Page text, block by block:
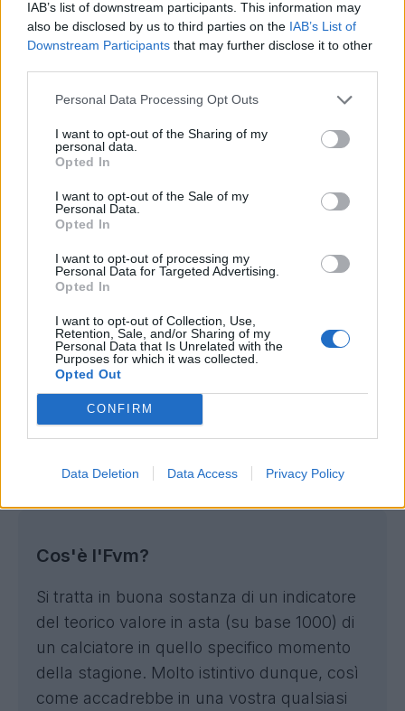
IAB’s list of downstream participants. This information may
also be disclosed by us to third parties on the IAB’s List of
Downstream Participants that may further disclose it to other
Personal Data Processing Opt Outs
I want to opt-out of the Sharing of my
personal data.
Opted In
I want to opt-out of the Sale of my
Personal Data.
Opted In
I want to opt-out of processing my
Personal Data for Targeted Advertising.
Opted In
I want to opt-out of Collection, Use,
Retention, Sale, and/or Sharing of my
Personal Data that Is Unrelated with the
Purposes for which it was collected.
Opted Out
CONFIRM
Data Deletion Data Access Privacy Policy
e un calcio di rigore sbagliato. E' crollato nel
valore, anche a causa delle insufficienze (2 nelle
ultime 4).
L'infortunio incide non poco sul suo valore, ma
di recupero. Un mese di stop si può gestire, ma
qualora i tempi aumentassero, il suo valore
crollerebbe a picco. Esce dal podio e potrebbe
peggiorare: da scambiare?
KARSDORP
La cura De Rossi sembrerebbe aver avuto un
impatto immediato su di lui. E' secondo
difensore più prezioso della squadra adesso e
ha tutte le carte per continuare su questa
strada. Può tornare ad essere quello di un paio
Cos'è l'Fvm?
Si tratta in buona sostanza di un indicatore
del teorico valore in asta (su base 1000) di
un calciatore in quello specifico momento
della stagione. Molto istintivo dunque, così
come accadrebbe in una vostra qualsiasi